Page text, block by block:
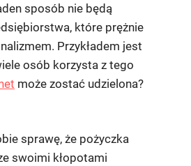
sposób nie będą
które prężnie
Przykładem jest
osób korzysta z tego
może zostać udzielona?
sprawę, że pożyczka
swoimi kłopotami